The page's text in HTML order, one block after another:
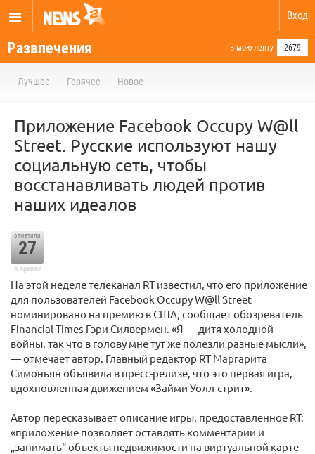
Вход
Развлечения в мою ленту 2679
Лучшее Горячее Новое
Приложение Facebook Occupy W@ll
Street. Русские используют нашу
социальную сеть, чтобы
восстанавливать людей против
наших идеалов
отметили
27
в архиве
На этой неделе телеканал RT известил, что его приложение
для пользователей Facebook Occupy W@ll Street
номинировано на премию в США, сообщает обозреватель
Financial Times Гэри Силвермен. «Я — дитя холодной
войны, так что в голову мне тут же полезли разные мысли»,
— отмечает автор. Главный редактор RT Маргарита
Симоньян объявила в пресс-релизе, что это первая игра,
вдохновленная движением «Займи Уолл-стрит».
Автор пересказывает описание игры, предоставленное RT:
«приложение позволяет оставлять комментарии и
„занимать“ объекты недвижимости на виртуальной карте